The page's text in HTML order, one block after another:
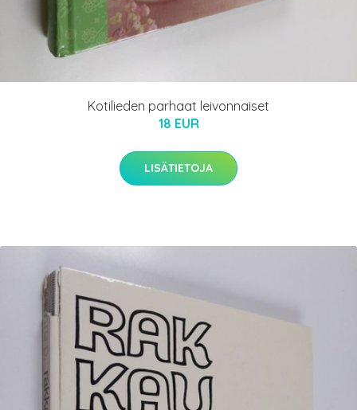
Kotilieden parhaat leivonnaiset
18 EUR
LISÄTIETOJA